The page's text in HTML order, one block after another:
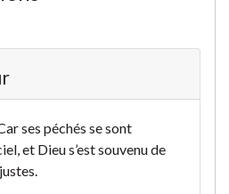
ses péchés se sont
et Dieu s’est souvenu de